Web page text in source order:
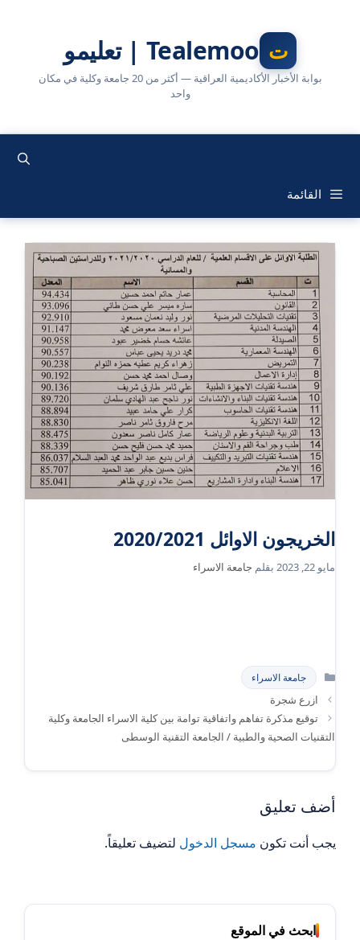
Tealemoo | تعليمو
بوابة الأخبار الأكاديمية العراقية — أكثر من 20 جامعة وكلية في مكان
واحد
القائمة
الخريجون الاوائل 2020/2021
مايو 22, 2023 بقلم جامعة الاسراء
التصنيفات
جامعة الاسراء
ازرع شجرة
توقيع مذكرة تفاهم واتفاقية توامة بين كلية الاسراء الجامعة وكلية
التقنيات الصحية والطبية / الجامعة التقنية الوسطى
أضف تعليق
يجب أنت تكون مسجل الدخول لتضيف تعليقاً.
ابحث في الموقع